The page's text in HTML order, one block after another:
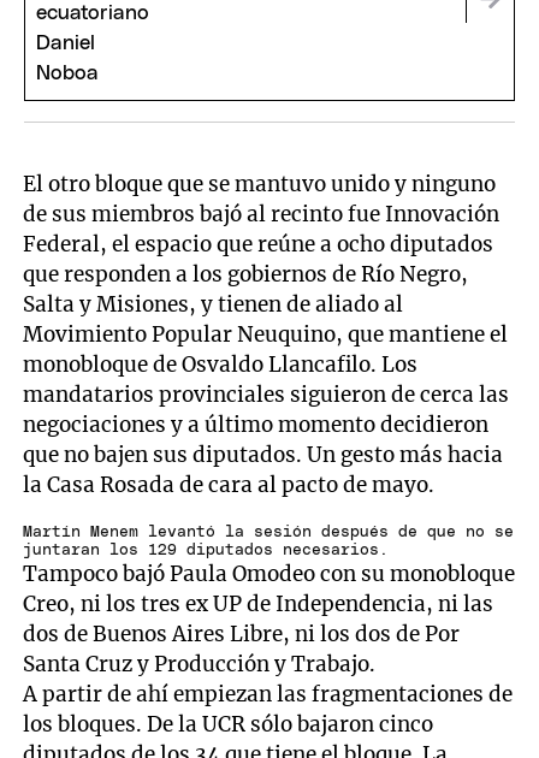
El otro bloque que se mantuvo unido y ninguno
de sus miembros bajó al recinto fue Innovación
Federal, el espacio que reúne a ocho diputados
que responden a los gobiernos de Río Negro,
Salta y Misiones, y tienen de aliado al
Movimiento Popular Neuquino, que mantiene el
monobloque de Osvaldo Llancafilo. Los
mandatarios provinciales siguieron de cerca las
negociaciones y a último momento decidieron
que no bajen sus diputados. Un gesto más hacia
la Casa Rosada de cara al pacto de mayo.
Martín Menem levantó la sesión después de que no se
juntaran los 129 diputados necesarios.
Tampoco bajó Paula Omodeo con su monobloque
Creo, ni los tres ex UP de Independencia, ni las
dos de Buenos Aires Libre, ni los dos de Por
Santa Cruz y Producción y Trabajo.
A partir de ahí empiezan las fragmentaciones de
los bloques. De la UCR sólo bajaron cinco